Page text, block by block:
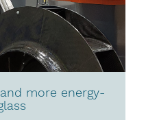
more energy-